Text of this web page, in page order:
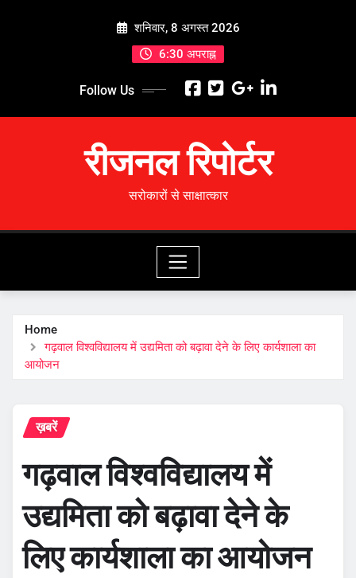
शनिवार, 8 अगस्त 2026
6:30 अपराह्न
Follow Us
रीजनल रिपोर्टर
सरोकारों से साक्षात्कार
Home
गढ़वाल विश्वविद्यालय में उद्यमिता को बढ़ावा देने के लिए कार्यशाला का
आयोजन
ख़बरें
गढ़वाल विश्वविद्यालय में
उद्यमिता को बढ़ावा देने के
लिए कार्यशाला का आयोजन